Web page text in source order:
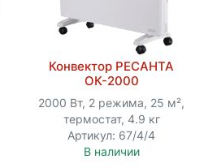
Конвектор РЕСАНТА
ОК-2000
2000 Вт, 2 режима, 25 м²,
термостат, 4.9 кг
Артикул: 67/4/4
В наличии